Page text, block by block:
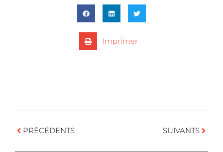
Imprimer
PRÉCÉDENTS SUIVANTS